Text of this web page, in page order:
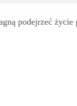
podejrzeć życie